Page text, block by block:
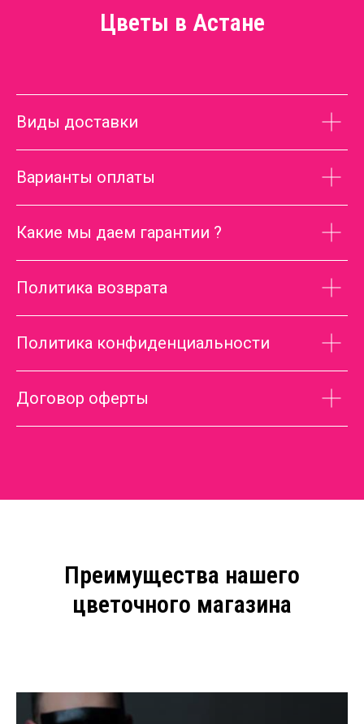
Цветы в Астане
Виды доставки
Варианты оплаты
Какие мы даем гарантии ?
Политика возврата
Политика конфиденциальности
Договор оферты
Преимущества нашего
цветочного магазина